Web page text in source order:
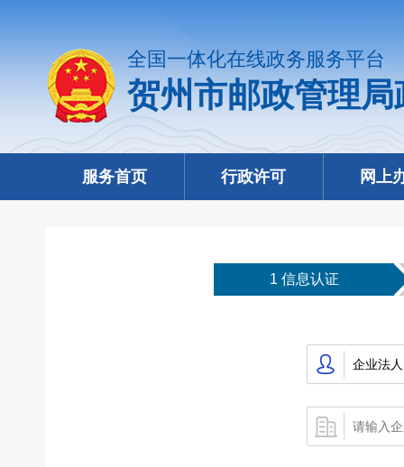
全国一体化在线政务服务平台
贺州市邮政管理
服务首页 行政许可 网上
1 信息认证